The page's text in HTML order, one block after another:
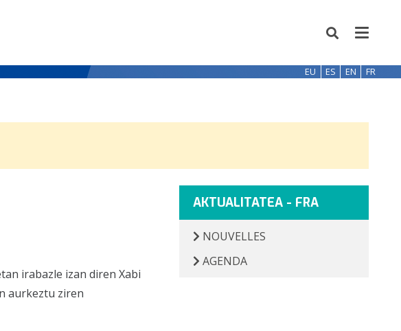
EU ES EN FR
irabazle izan diren Xabi
aurkeztu ziren
AKTUALITATEA - FRA
NOUVELLES
AGENDA